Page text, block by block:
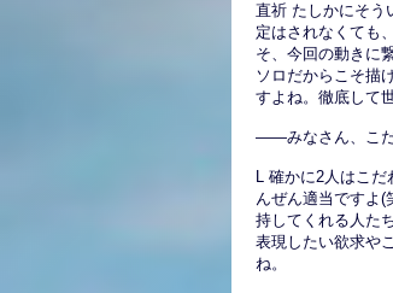
直祈 たしかにそう
定はされなくても
そ、今回の動きに
ソロだからこそ描
すよね。徹底して
――みなさん、こだ
L 確かに2人はこ
んぜん適当ですよ(
持してくれる人た
表現したい欲求や
ね。